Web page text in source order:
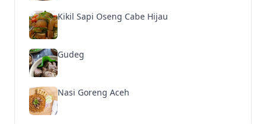
Kikil Sapi Oseng Cabe Hijau
Gudeg
Nasi Goreng Aceh